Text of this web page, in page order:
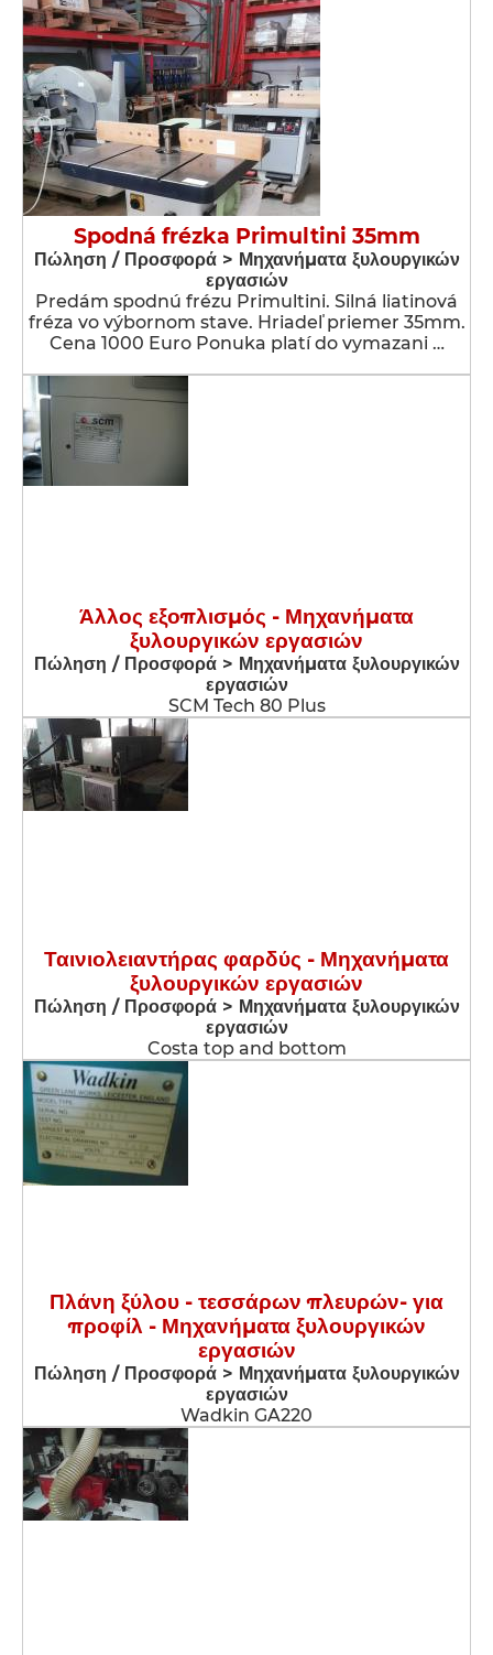
Spodná frézka Primultini 35mm
Πώληση / Προσφορά > Μηχανήματα ξυλουργικών
εργασιών
Predám spodnú frézu Primultini. Silná liatinová
fréza vo výbornom stave. Hriadeľ priemer 35mm.
Cena 1000 Euro Ponuka platí do vymazani …
Άλλος εξοπλισμός - Μηχανήματα
ξυλουργικών εργασιών
Πώληση / Προσφορά > Μηχανήματα ξυλουργικών
εργασιών
SCM Tech 80 Plus
Ταινιολειαντήρας φαρδύς - Μηχανήματα
ξυλουργικών εργασιών
Πώληση / Προσφορά > Μηχανήματα ξυλουργικών
εργασιών
Costa top and bottom
Πλάνη ξύλου - τεσσάρων πλευρών- για
προφίλ - Μηχανήματα ξυλουργικών
εργασιών
Πώληση / Προσφορά > Μηχανήματα ξυλουργικών
εργασιών
Wadkin GA220